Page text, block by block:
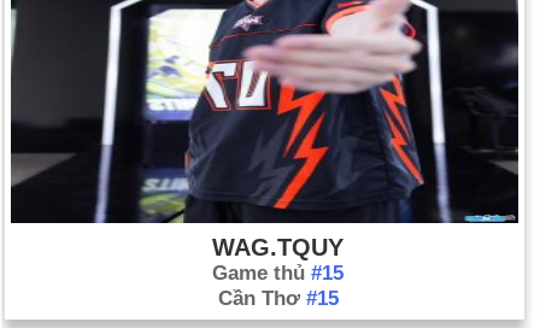
WAG.TQUY
Game thủ #15
Cần Thơ #15